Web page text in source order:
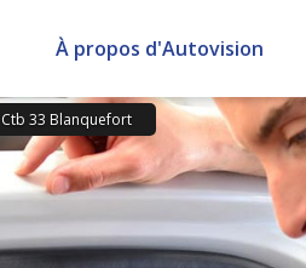
À propos d'Autovision
Ctb 33 Blanquefort